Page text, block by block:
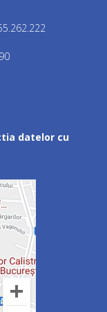
datelor cu